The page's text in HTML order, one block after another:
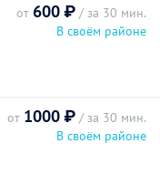
от 600 ₽ / за 30 мин.
В своём районе
от 1000 ₽ / за 30 мин.
В своём районе